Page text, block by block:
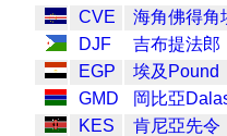
CVE
海角佛得角
DJF
吉布提法郎
EGP
埃及Pound
GMD
岡比亞
KES
肯尼亞先令